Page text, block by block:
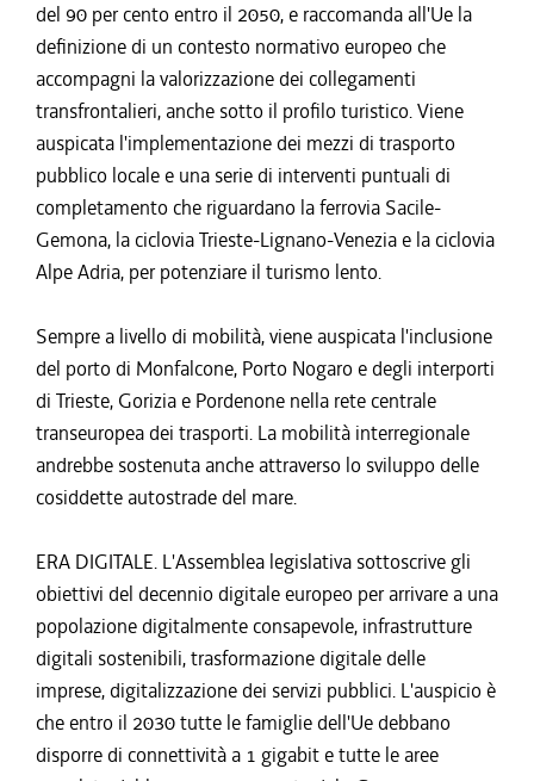
del 90 per cento entro il 2050, e raccomanda all'Ue la
definizione di un contesto normativo europeo che
accompagni la valorizzazione dei collegamenti
transfrontalieri, anche sotto il profilo turistico. Viene
auspicata l'implementazione dei mezzi di trasporto
pubblico locale e una serie di interventi puntuali di
completamento che riguardano la ferrovia Sacile-
Gemona, la ciclovia Trieste-Lignano-Venezia e la ciclovia
Alpe Adria, per potenziare il turismo lento.
Sempre a livello di mobilità, viene auspicata l'inclusione
del porto di Monfalcone, Porto Nogaro e degli interporti
di Trieste, Gorizia e Pordenone nella rete centrale
transeuropea dei trasporti. La mobilità interregionale
andrebbe sostenuta anche attraverso lo sviluppo delle
cosiddette autostrade del mare.
ERA DIGITALE. L'Assemblea legislativa sottoscrive gli
obiettivi del decennio digitale europeo per arrivare a una
popolazione digitalmente consapevole, infrastrutture
digitali sostenibili, trasformazione digitale delle
imprese, digitalizzazione dei servizi pubblici. L'auspicio è
che entro il 2030 tutte le famiglie dell'Ue debbano
disporre di connettività a 1 gigabit e tutte le aree